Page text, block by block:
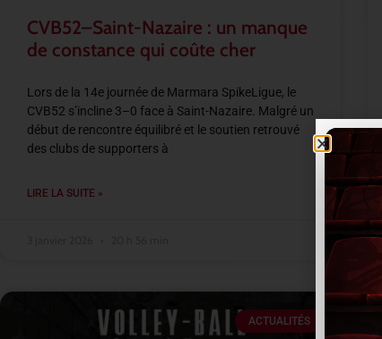
CVB52–Saint-Nazaire : un manque
de constance qui coûte cher
Lors de la 14e journée de Marmara SpikeLigue, le
CVB52 s’incline 3–0 face à Saint-Nazaire. Malgré un
début de rencontre équilibré et le soutien retrouvé
des clubs de supporters à
LIRE LA SUITE »
ACTUALITÉS